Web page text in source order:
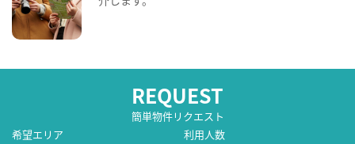
REQUEST
簡単物件リクエスト
希望エリア
利用人数